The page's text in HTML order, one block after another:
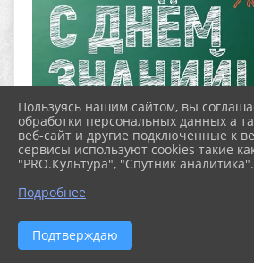
Пользуясь нашим сайтом, вы
обработки персональных данных а
веб-сайт и другие подключенные к
сервисы используют cookies такие
"PRO.Культура", "Спутник аналитика".
Подробнее
Подтверждаю